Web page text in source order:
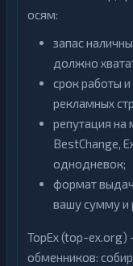
осям:
запас
должно
срок работы
рекламных
репутация на
BestChange,
однодневок;
формат
вашу сумму и
TopEx (top-ex.org)
обменников: